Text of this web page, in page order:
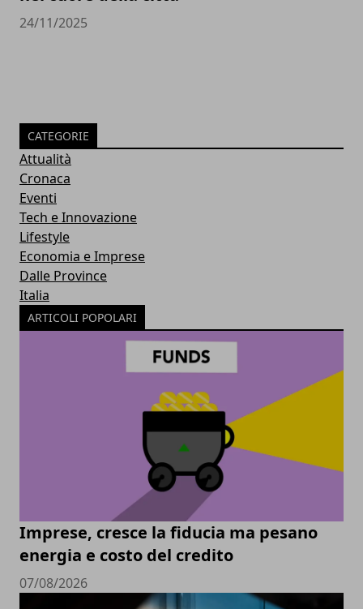
24/11/2025
CATEGORIE
Attualità
Cronaca
Eventi
Tech e Innovazione
Lifestyle
Economia e Imprese
Dalle Province
Italia
ARTICOLI POPOLARI
Imprese, cresce la fiducia ma pesano
energia e costo del credito
07/08/2026